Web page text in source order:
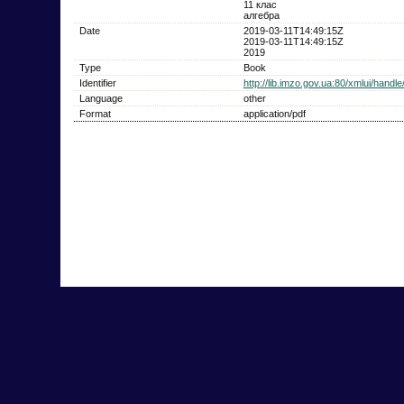
11 клас
алгебра
Date
2019-03-11T14:49:15Z
2019-03-11T14:49:15Z
2019
Type
Book
Identifier
http://lib.imzo.gov.ua:80/xmlui/
Language
other
Format
application/pdf